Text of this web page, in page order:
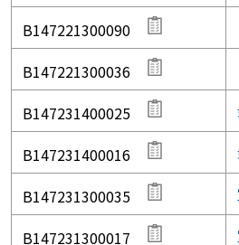
B147221300090
B147221300036
B147231400025
B147231400016
B147231300035
B147231300017